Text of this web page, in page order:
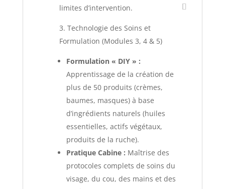
limites d’intervention.
3. Technologie des Soins et
Formulation (Modules 3, 4 & 5)
Formulation « DIY » :
Apprentissage de la création de
plus de 50 produits (crèmes,
baumes, masques) à base
d’ingrédients naturels (huiles
essentielles, actifs végétaux,
produits de la ruche).
Pratique Cabine : Maîtrise des
protocoles complets de soins du
visage, du cou, des mains et des